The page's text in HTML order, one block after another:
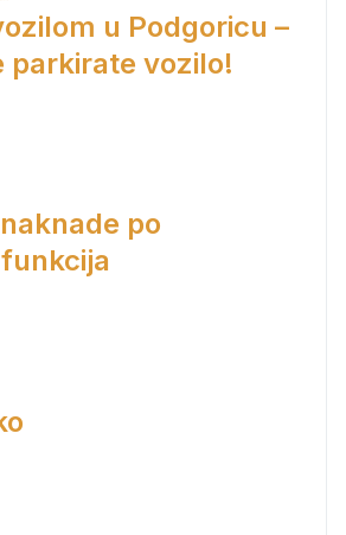
u Podgoricu –
parkirate vozilo!
po